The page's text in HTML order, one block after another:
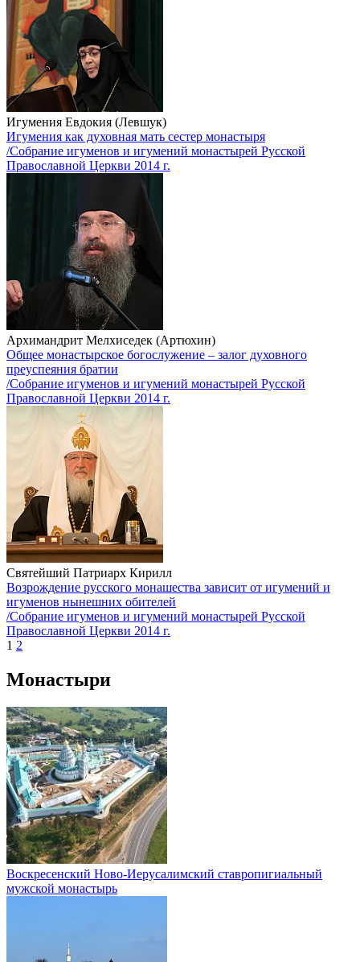
Игумения Евдокия (Левшук)
Игумения как духовная мать сестер монастыря
/Собрание игуменов и игумений монастырей Русской
Православной Церкви 2014 г.
Архимандрит Мелхиседек (Артюхин)
Общее монастырское богослужение – залог духовного
преуспеяния братии
/Собрание игуменов и игумений монастырей Русской
Православной Церкви 2014 г.
Святейший Патриарх Кирилл
Возрождение русского монашества зависит от игумений и
игуменов нынешних обителей
/Собрание игуменов и игумений монастырей Русской
Православной Церкви 2014 г.
1 2
Монастыри
Воскресенский Ново-Иерусалимский ставропигиальный
мужской монастырь